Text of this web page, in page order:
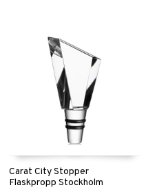
Carat City Stopper
Flaskpropp Stockholm